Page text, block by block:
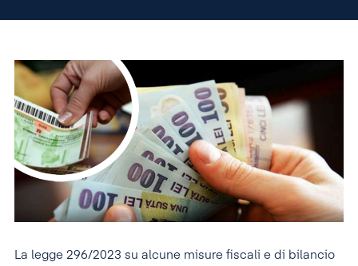
La legge 296/2023 su alcune misure fiscali e di bilancio